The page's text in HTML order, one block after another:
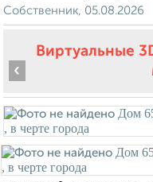
Собственник, 05.08.2026
Виртуальные
‹